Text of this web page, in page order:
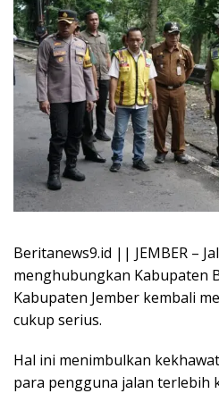
Beritanews9.id || JEMBER –
menghubungkan Kabupaten
Kabupaten Jember kembali
cukup serius.
Hal ini menimbulkan
para pengguna jalan terlebih